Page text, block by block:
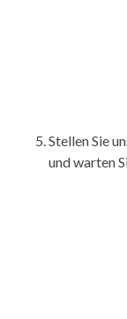
Stellen Sie
und warten